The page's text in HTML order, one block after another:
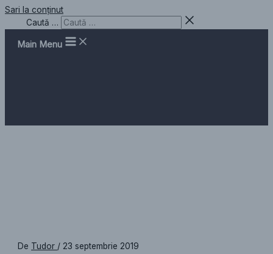
Sari la conținut
Caută …
Main Menu
De Tudor / 23 septembrie 2019